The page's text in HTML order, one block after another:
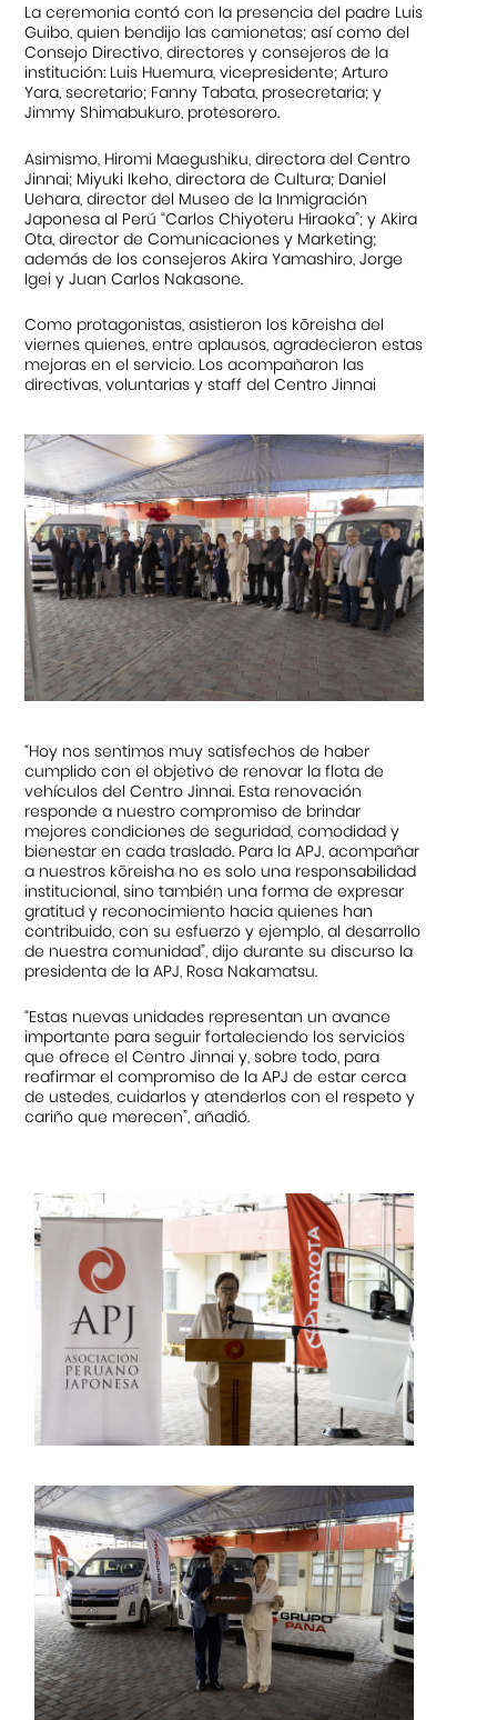
La ceremonia contó con la presencia del padre Luis
Guibo, quien bendijo las camionetas; así como del
Consejo Directivo, directores y consejeros de la
institución: Luis Huemura, vicepresidente; Arturo
Yara, secretario; Fanny Tabata, prosecretaria; y
Jimmy Shimabukuro, protesorero.
Asimismo, Hiromi Maegushiku, directora del Centro
Jinnai; Miyuki Ikeho, directora de Cultura; Daniel
Uehara, director del Museo de la Inmigración
Japonesa al Perú “Carlos Chiyoteru Hiraoka”; y Akira
Ota, director de Comunicaciones y Marketing;
además de los consejeros Akira Yamashiro, Jorge
Igei y Juan Carlos Nakasone.
Como protagonistas, asistieron los kōreisha del
viernes quienes, entre aplausos, agradecieron estas
mejoras en el servicio. Los acompañaron las
directivas, voluntarias y staff del Centro Jinnai
“Hoy nos sentimos muy satisfechos de haber
cumplido con el objetivo de renovar la flota de
vehículos del Centro Jinnai. Esta renovación
responde a nuestro compromiso de brindar
mejores condiciones de seguridad, comodidad y
bienestar en cada traslado. Para la APJ, acompañar
a nuestros kōreisha no es solo una responsabilidad
institucional, sino también una forma de expresar
gratitud y reconocimiento hacia quienes han
contribuido, con su esfuerzo y ejemplo, al desarrollo
de nuestra comunidad”, dijo durante su discurso la
presidenta de la APJ, Rosa Nakamatsu.
“Estas nuevas unidades representan un avance
importante para seguir fortaleciendo los servicios
que ofrece el Centro Jinnai y, sobre todo, para
reafirmar el compromiso de la APJ de estar cerca
de ustedes, cuidarlos y atenderlos con el respeto y
cariño que merecen”, añadió.